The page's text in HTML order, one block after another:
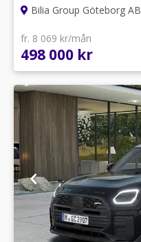
Bilia Group Göteborg AB
fr. 8 069 kr/mån
498 000 kr